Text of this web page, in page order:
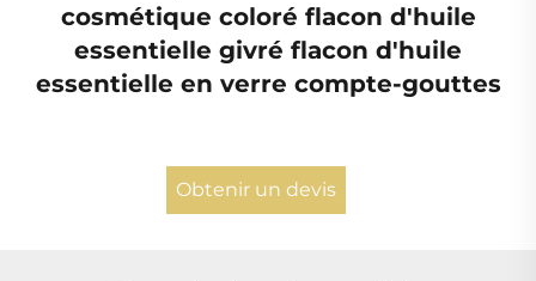
cosmétique coloré flacon d'huile
essentielle givré flacon d'huile
essentielle en verre compte-gouttes
Obtenir un devis